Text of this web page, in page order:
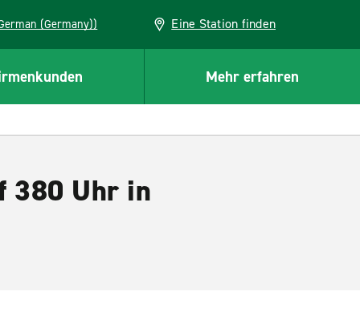
(German (Germany)) Eine Station finden
Mehr erfahren
380 Uhr in